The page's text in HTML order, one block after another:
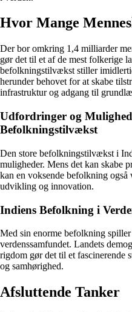
Hvor Mange
Der bor omkring 1,4 milliarder
gør det til et af de mest folkerige
befolkningstilvækst stiller
herunder behovet for at skabe
infrastruktur og adgang til
Udfordringer og
Befolkningstilvækst
Den store befolkningstilvækst i
muligheder. Mens det kan skabe
kan en voksende befolkning
udvikling og innovation.
Indiens Befolkning i
Med sin enorme befolkning
verdenssamfundet. Landets
rigdom gør det til et fascinerende
og samhørighed.
Afsluttende Tanker